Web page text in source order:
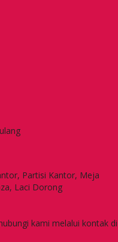
Partisi Kantor, Meja
Laci Dorong
kami melalui kontak di